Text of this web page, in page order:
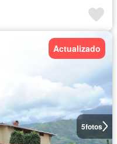
5fotos
Actualizado